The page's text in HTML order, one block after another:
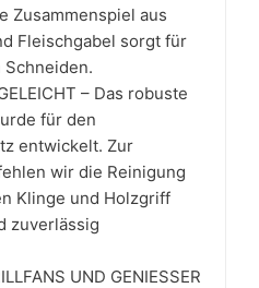
Zusammenspiel aus
Fleischgabel sorgt für
– Das robuste
für den
entwickelt. Zur
wir die Reinigung
Klinge und Holzgriff
zuverlässig
UND GENIESSER